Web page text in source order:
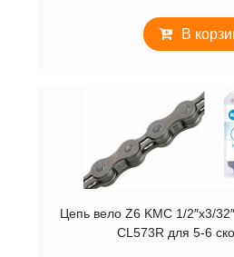
В
Цепь вело Z6 KMC 1/2″х3/
CL573R для 5-6